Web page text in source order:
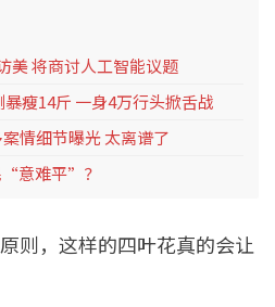
美 将商讨人工智能议题
瘦14斤 一身4万行头掀舌战
情细节曝光 太离谱了
意难平”？
则，这样的四叶花真的会让